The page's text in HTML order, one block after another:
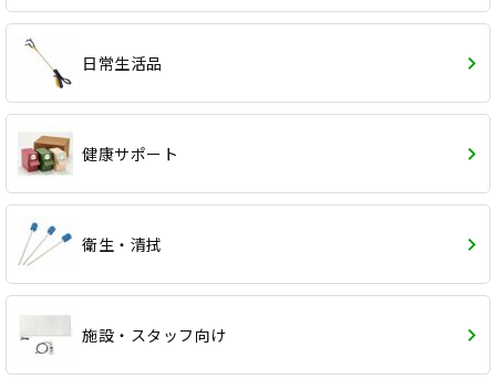
日常生活品
健康サポート
衛生・清拭
施設・スタッフ向け